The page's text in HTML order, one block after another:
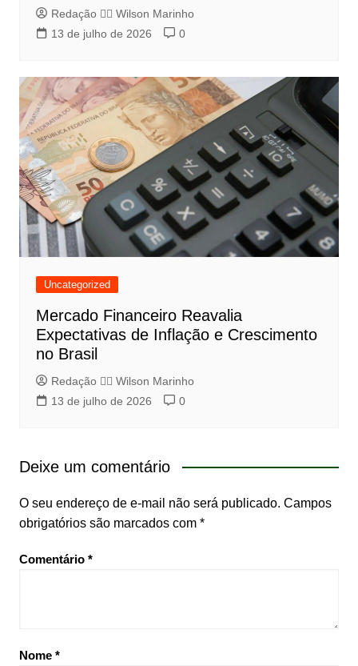
Redação 👨‍⚖️​ Wilson Marinho
13 de julho de 2026
0
Uncategorized
Mercado Financeiro Reavalia
Expectativas de Inflação e Crescimento
no Brasil
Redação 👨‍⚖️​ Wilson Marinho
13 de julho de 2026
0
Deixe um comentário
O seu endereço de e-mail não será publicado. Campos
obrigatórios são marcados com *
Comentário *
Nome *